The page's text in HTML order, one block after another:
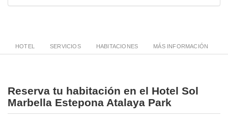
HOTEL SERVICIOS HABITACIONES MÁS INFORMACIÓN
Reserva tu habitación en el Hotel Sol
Marbella Estepona Atalaya Park